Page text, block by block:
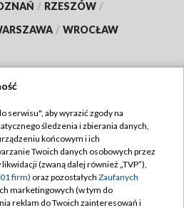
/ RZESZÓW /
/ WROCŁAW
TVP
TVP
prywatności
Moje zgody
serwisu", aby wyrazić zgody na
śledzenia i zbierania danych,
końcowym i ich
Twoich danych osobowych przez
(zwaną dalej również „TVP”),
firm) oraz pozostałych Zaufanych
marketingowych (w tym do
reklam do Twoich zainteresowań i